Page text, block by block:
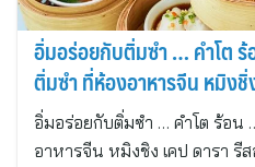
อิ่มอร่อยกับติ่มซำ … คำโต
ติ่มซำ ที่ห้องอาหารจีน หมิง
อิ่มอร่อยกับติ่มซำ … คำโต ร้อ
อาหารจีน หมิงชิง เคป ดารา